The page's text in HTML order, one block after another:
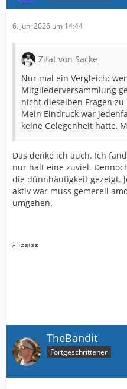
6. Juni 2026 um 14:44
Zitat von Sacke
Nur mal ein Vergleich:
Mitgliederversammlung
nicht dieselben Fragen zu
Mein Eindruck war
keine Gelegenheit hatte,
Das denke ich auch. Ich
nur halt eine zuviel.
die dünnhäutigkeit gezeigt.
aktiv war muss gemerell
umgehen.
TheBandit
Fortgeschrittener